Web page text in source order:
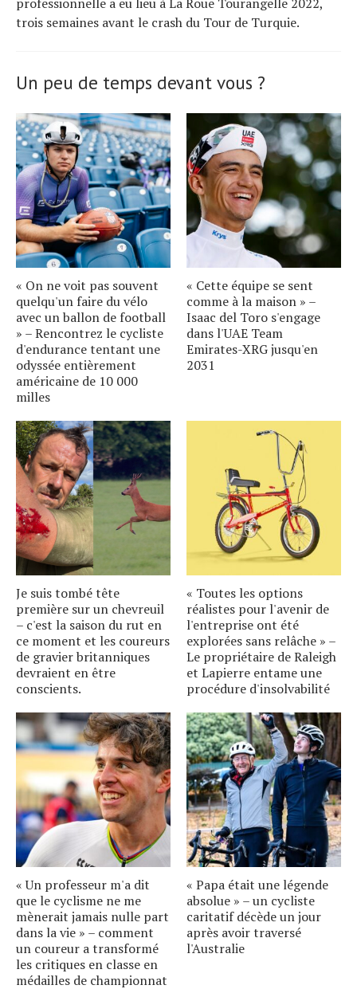
professionnelle a eu lieu à La Roue Tourangelle 2022,
trois semaines avant le crash du Tour de Turquie.
Un peu de temps devant vous ?
« On ne voit pas souvent
quelqu'un faire du vélo
avec un ballon de football
» – Rencontrez le cycliste
d'endurance tentant une
odyssée entièrement
américaine de 10 000
milles
« Cette équipe se sent
comme à la maison » –
Isaac del Toro s'engage
dans l'UAE Team
Emirates-XRG jusqu'en
2031
Je suis tombé tête
première sur un chevreuil
– c'est la saison du rut en
ce moment et les coureurs
de gravier britanniques
devraient en être
conscients.
« Toutes les options
réalistes pour l'avenir de
l'entreprise ont été
explorées sans relâche » –
Le propriétaire de Raleigh
et Lapierre entame une
procédure d'insolvabilité
« Un professeur m'a dit
que le cyclisme ne me
mènerait jamais nulle part
dans la vie » – comment
un coureur a transformé
les critiques en classe en
médailles de championnat
« Papa était une légende
absolue » – un cycliste
caritatif décède un jour
après avoir traversé
l'Australie